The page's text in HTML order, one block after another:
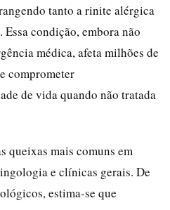
tanto a rinite alérgica
condição, embora não
médica, afeta milhões de
comprometer
de vida quando não tratada
queixas mais comuns em
e clínicas gerais. De
estima-se que